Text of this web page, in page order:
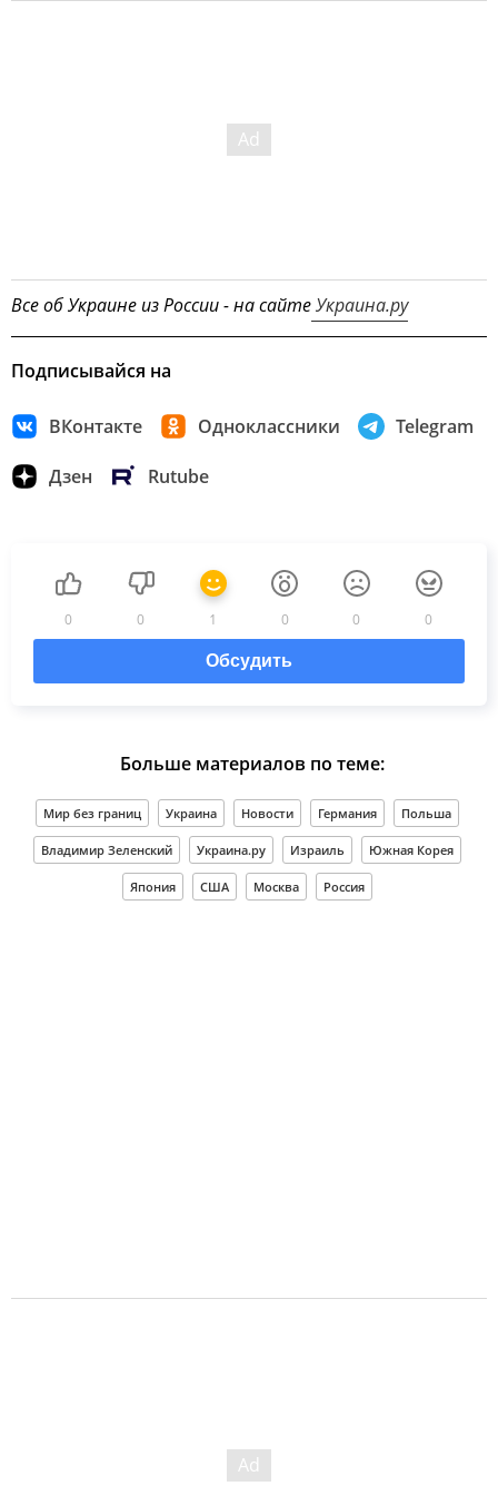
Все об Украине из России - на сайтеУкраина.ру
Подписывайся на
ВКонтакте Одноклассники Telegram
Дзен Rutube
0 0 1 0 0 0
Обсудить
Больше материалов по теме:
Мир без границ Украина Новости Германия Польша
Владимир Зеленский Украина.ру Израиль Южная Корея
Япония США Москва Россия